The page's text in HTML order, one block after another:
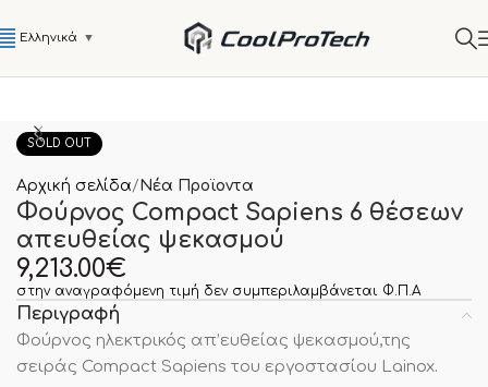
Ελληνικά ▼
SOLD OUT
Αρχική σελίδα Νέα Προϊοντα
Φούρνος Compact Sapiens 6 θέσεων
απευθείας ψεκασμού
9,213.00€
στην αναγραφόμενη τιμή δεν συμπεριλαμβάνεται Φ.Π.Α
Περιγραφή
Φούρνος ηλεκτρικός απ’ευθείας ψεκασμού,της
σειράς Compact Sapiens του εργοστασίου Lainox.